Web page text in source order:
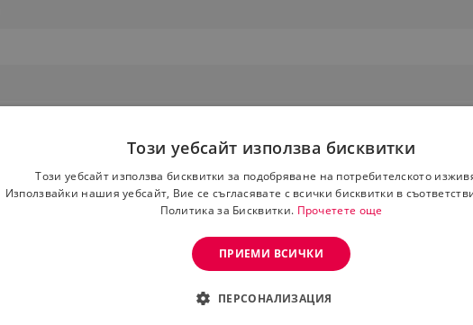
Този уебсайт използва бисквитки
Този уебсайт използва бисквитки за подобряване на потребителското
Използвайки нашия уебсайт, Вие се съгласявате с всички бисквитки в
Политика за Бисквитки. Прочетете още
ПРИЕМИ ВСИЧКИ
ПЕРСОНАЛИЗАЦИЯ